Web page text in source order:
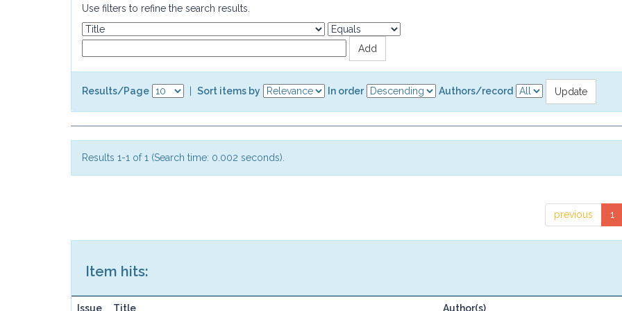
Use filters to refine the search results.
Results/Page Sort items by In order Authors/record
Results 1-1 of 1 (Search time: 0.002 seconds).
previous 1
Item hits:
Issue Title Author(s)